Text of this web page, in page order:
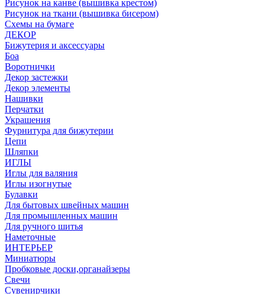
Рисунок на канве (вышивка крестом)
Рисунок на ткани (вышивка бисером)
Схемы на бумаге
ДЕКОР
Бижутерия и аксессуары
Боа
Воротнички
Декор застежки
Декор элементы
Нашивки
Перчатки
Украшения
Фурнитура для бижутерии
Цепи
Шляпки
ИГЛЫ
Иглы для валяния
Иглы изогнутые
Булавки
Для бытовых швейных машин
Для промышленных машин
Для ручного шитья
Наметочные
ИНТЕРЬЕР
Миниатюры
Пробковые доски,органайзеры
Свечи
Сувенирчики